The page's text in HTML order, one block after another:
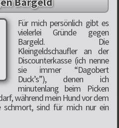
Für mich persönlich gibt es
vielerlei Gründe gegen
Bargeld. Die
Kleingeldschaufler an der
Discounterkasse (ich nenne
sie immer “Dagobert
Duck’s”), denen ich
minutenlang beim Picken
während mein Hund vor dem
schmort, sind für mich nur ein